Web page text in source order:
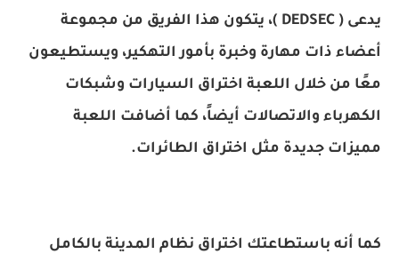
يدعى ( DEDSEC )، يتكون هذا الفريق من مجموعة
أعضاء ذات مهارة وخبرة بأمور التهكير، ويستطيعون
معًا من خلال اللعبة اختراق السيارات وشبكات
الكهرباء والاتصالات أيضاً، كما أضافت اللعبة
مميزات جديدة مثل اختراق الطائرات.
كما أنه باستطاعتك اختراق نظام المدينة بالكامل